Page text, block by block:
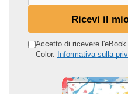
o
Ricevi il
Accetto di ricevere
Color.
Informativa sulla